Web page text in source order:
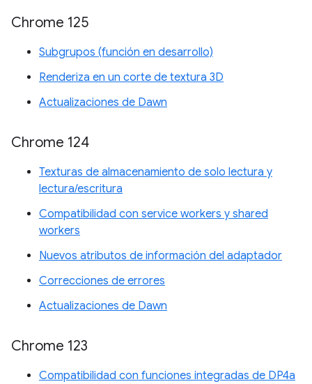
Chrome 125
Subgrupos (función en desarrollo)
Renderiza en un corte de textura 3D
Actualizaciones de Dawn
Chrome 124
Texturas de almacenamiento de solo lectura y
lectura/escritura
Compatibilidad con service workers y shared
workers
Nuevos atributos de información del adaptador
Correcciones de errores
Actualizaciones de Dawn
Chrome 123
Compatibilidad con funciones integradas de DP4a